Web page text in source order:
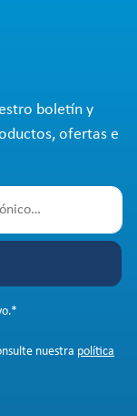
boletín y
ofertas e
*
nuestra política